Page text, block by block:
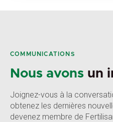
COMMUNICATIONS
Nous avons un
Joignez-vous à la
obtenez les dernières
devenez membre de